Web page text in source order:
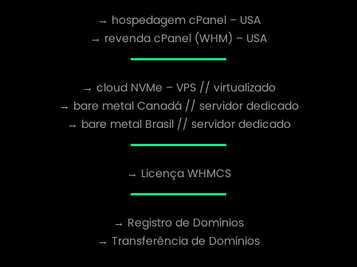
→ hospedagem cPanel – USA
→ revenda cPanel (WHM) – USA
→ cloud NVMe – VPS // virtualizado
→ bare metal Canadá // servidor dedicado
→ bare metal Brasil // servidor dedicado
→ Licença WHMCS
→ Registro de Domínios
→ Transferência de Domínios